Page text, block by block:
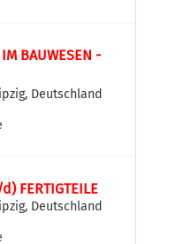
BAUWESEN -
Deutschland
FERTIGTEILE
Deutschland